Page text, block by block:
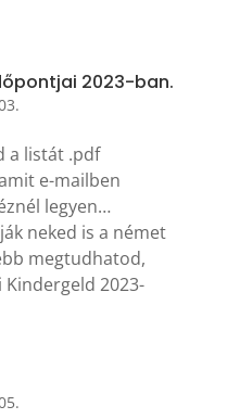
2023-ban.
a listát .pdf
e-mailben
legyen…
neked is a német
megtudhatod,
2023-